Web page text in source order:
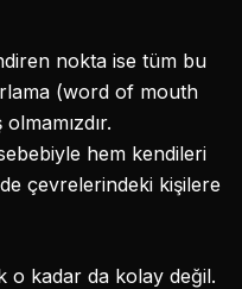
nokta ise tüm bu
(word of mouth
hem kendileri
çevrelerindeki kişilere
o kadar da kolay değil.